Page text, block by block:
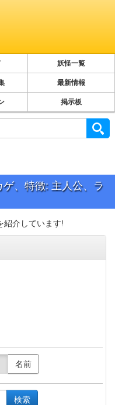
妖怪一覧
最新情報
掲示板
、特徴: 主人公、ラ
紹介しています!
名前
検索